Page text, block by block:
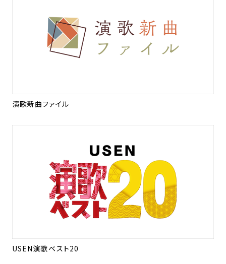
演歌新曲ファイル
USEN演歌ベスト20